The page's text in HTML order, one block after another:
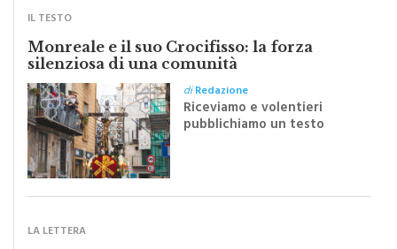
IL TESTO
Monreale e il suo Crocifisso: la forza
silenziosa di una comunità
diRedazione
Riceviamo e volentieri
pubblichiamo un testo
Festa del Santissimo
LA LETTERA